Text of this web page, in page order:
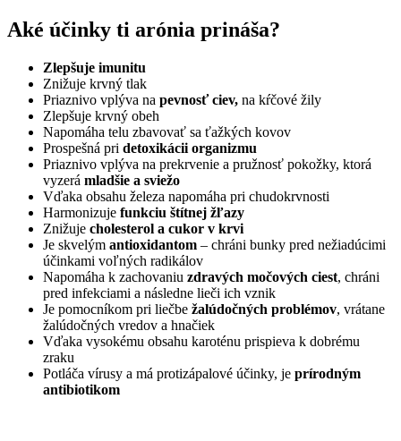
Aké účinky ti arónia prináša?
Zlepšuje imunitu
Znižuje krvný tlak
Priaznivo vplýva na pevnosť ciev, na kŕčové žily
Zlepšuje krvný obeh
Napomáha telu zbavovať sa ťažkých kovov
Prospešná pri detoxikácii organizmu
Priaznivo vplýva na prekrvenie a pružnosť pokožky, ktorá
vyzerá mladšie a sviežo
Vďaka obsahu železa napomáha pri chudokrvnosti
Harmonizuje funkciu štítnej žľazy
Znižuje cholesterol a cukor v krvi
Je skvelým antioxidantom – chráni bunky pred nežiadúcimi
účinkami voľných radikálov
Napomáha k zachovaniu zdravých močových ciest, chráni
pred infekciami a následne lieči ich vznik
Je pomocníkom pri liečbe žalúdočných problémov, vrátane
žalúdočných vredov a hnačiek
Vďaka vysokému obsahu karoténu prispieva k dobrému
zraku
Potláča vírusy a má protizápalové účinky, je prírodným
antibiotikom